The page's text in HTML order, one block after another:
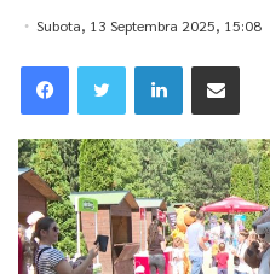
Subota, 13 Septembra 2025, 15:08